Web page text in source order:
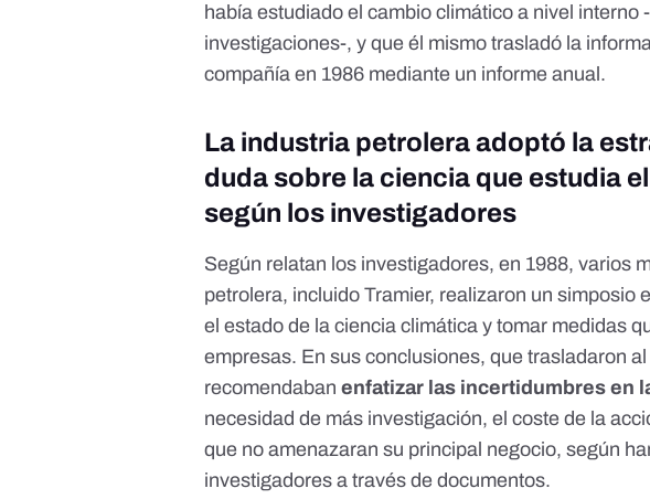
había estudiado el cambio climático a nivel
investigaciones-, y que él mismo trasladó la
compañía en 1986 mediante un informe anual.
La industria petrolera adoptó la
duda sobre la ciencia que estudia
según los investigadores
Según relatan los investigadores, en 1988, varios
petrolera, incluido Tramier, realizaron un simposio
el estado de la ciencia climática y tomar medidas
empresas. En sus conclusiones, que trasladaron
recomendabanenfatizar las incertidumbres en
necesidad de más investigación, el coste de la
que no amenazaran su principal negocio, según
investigadores a través de documentos.